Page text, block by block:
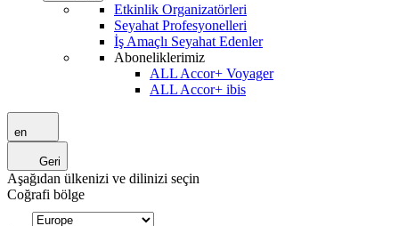
Etkinlik Organizatörleri
Seyahat Profesyonelleri
İş Amaçlı Seyahat Edenler
Aboneliklerimiz
ALL Accor+ Voyager
ALL Accor+ ibis
en
Geri
Aşağıdan ülkenizi ve dilinizi seçin
Coğrafi bölge